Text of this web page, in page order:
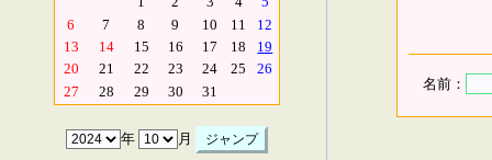
6
7 8 9 10 11
12
13
14 15 16 17 18
19
20
21 22 23 24 25
26
27
28 29 30 31
年 月
名前：